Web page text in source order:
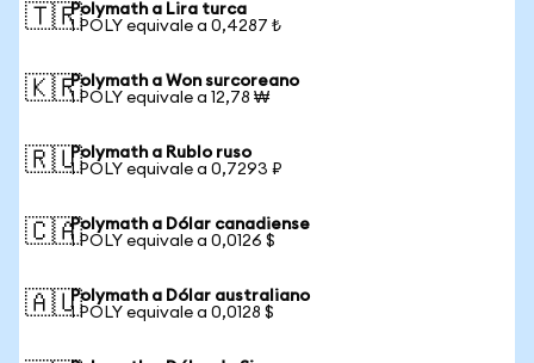
🇹🇷Polymath a Lira turca
1 POLY equivale a 0,4287 ₺
🇰🇷Polymath a Won surcoreano
1 POLY equivale a 12,78 ₩
🇷🇺Polymath a Rublo ruso
1 POLY equivale a 0,7293 ₽
🇨🇦Polymath a Dólar canadiense
1 POLY equivale a 0,0126 $
🇦🇺Polymath a Dólar australiano
1 POLY equivale a 0,0128 $